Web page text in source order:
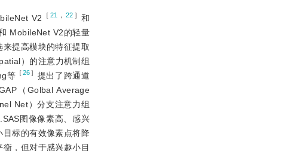
V2 ［ 21 ， 22 ］ 和
MobileNet V2的轻量
提高模块的特征提取
）的注意力机制组
等 ［26］ 提出了跨通道
（Golbal Average
Net）分支注意力组
图像像素高、感兴
标的有效像素点将降
，但对于感兴趣小目